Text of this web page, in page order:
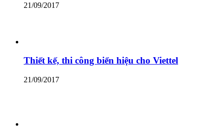
21/09/2017
Thiết kế, thi công biển hiệu cho Viettel
21/09/2017